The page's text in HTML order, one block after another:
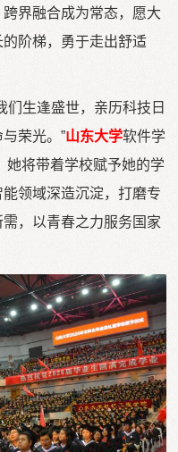
界融合成为常态，愿大
阶梯，勇于走出舒适
们生逢盛世，亲历科技日
荣光。”山东大学软件学
她将带着学校赋予她的学
领域深造沉淀，打磨专
，以青春之力服务国家